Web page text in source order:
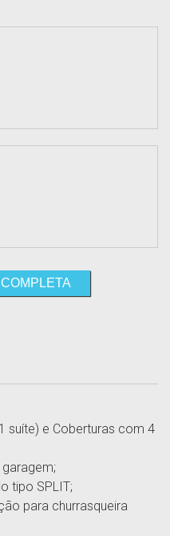
suíte) e Coberturas com 4
tipo SPLIT;
para churrasqueira